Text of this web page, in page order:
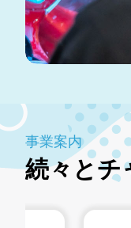
事業案内
続々とチ